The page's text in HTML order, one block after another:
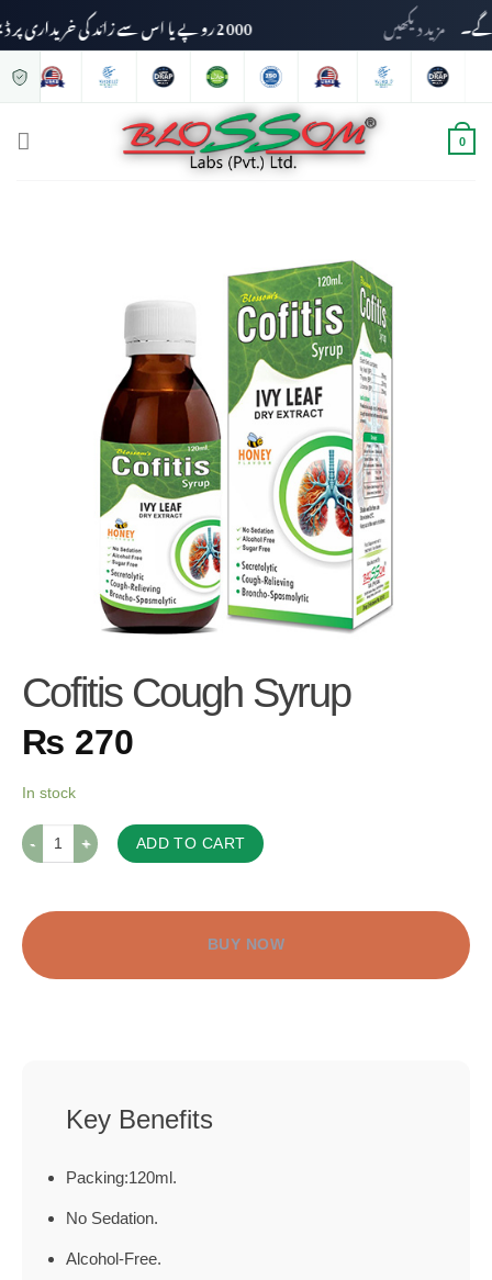
2000 روپے یا اس سے زائد کی خریداری پر ڈیلیوری چارجز وصول نہیں کیے جائیں گے۔ مزید دیکھیں
0
Cofitis Cough Syrup
₨ 270
In stock
ADD TO CART
BUY NOW
Key Benefits
Packing:120ml.
No Sedation.
Alcohol-Free.